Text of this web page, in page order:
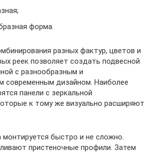
форма.
разных фактур, цветов и
реек позволяет создать подвесной
с разнообразным и
современным дизайном. Наиболее
панели с зеркальной
к тому же визуально расширяют
монтируется быстро и не сложно.
пристеночные профили. Затем